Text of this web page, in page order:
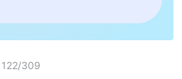
122/309